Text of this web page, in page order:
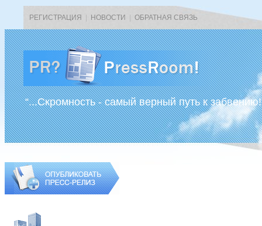
РЕГИСТРАЦИЯ НОВОСТИ ОБРАТНАЯ СВЯЗЬ
“...Скромность - самый верный путь к